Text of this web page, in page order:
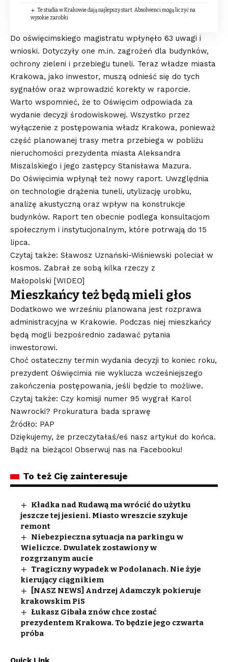
Te studia w Krakowie dają najlepszy start. Absolwenci mogą liczyć na
wysokie zarobki
Do oświęcimskiego magistratu wpłynęło 63 uwagi i
wnioski. Dotyczyły one m.in. zagrożeń dla budynków,
ochrony zieleni i przebiegu tuneli. Teraz władze miasta
Krakowa, jako inwestor, muszą odnieść się do tych
sygnałów oraz wprowadzić korekty w raporcie.
Warto wspomnieć, że to Oświęcim odpowiada za
wydanie decyzji środowiskowej. Wszystko przez
wyłączenie z postępowania władz Krakowa, ponieważ
część planowanej trasy metra przebiega w pobliżu
nieruchomości prezydenta miasta Aleksandra
Miszalskiego i jego zastępcy Stanisława Mazura.
Do Oświęcimia wpłynął też nowy raport. Uwzględnia
on technologie drążenia tuneli, utylizację urobku,
analizę akustyczną oraz wpływ na konstrukcje
budynków. Raport ten obecnie podlega konsultacjom
społecznym i instytucjonalnym, które potrwają do 15
lipca.
Czytaj także: Sławosz Uznański-Wiśniewski poleciał w
kosmos. Zabrał ze sobą kilka rzeczy z
Małopolski [WIDEO]
Mieszkańcy też będą mieli głos
Dodatkowo we wrześniu planowana jest rozprawa
administracyjna w Krakowie. Podczas niej mieszkańcy
będą mogli bezpośrednio zadawać pytania
inwestorowi.
Choć ostateczny termin wydania decyzji to koniec roku,
prezydent Oświęcimia nie wyklucza wcześniejszego
zakończenia postępowania, jeśli będzie to możliwe.
Czytaj także: Czy komisji numer 95 wygrał Karol
Nawrocki? Prokuratura bada sprawę
Źródło: PAP
Dziękujemy, że przeczytałaś/eś nasz artykuł do końca.
Bądź na bieżąco! Obserwuj nas na Facebooku!
To też Cię zainteresuje
Kładka nad Rudawą ma wrócić do użytku
jeszcze tej jesieni. Miasto wreszcie szykuje
remont
Niebezpieczna sytuacja na parkingu w
Wieliczce. Dwulatek zostawiony w
rozgrzanym aucie
Tragiczny wypadek w Podolanach. Nie żyje
kierujący ciągnikiem
[NASZ NEWS] Andrzej Adamczyk pokieruje
krakowskim PiS
Łukasz Gibała znów chce zostać
prezydentem Krakowa. To będzie jego czwarta
próba